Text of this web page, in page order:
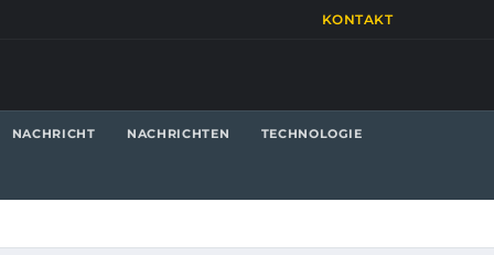
KONTAKT
NACHRICHT NACHRICHTEN TECHNOLOGIE